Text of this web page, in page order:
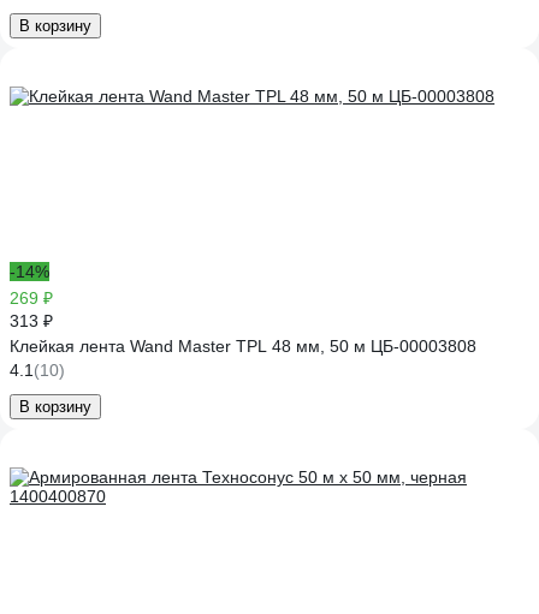
В корзину
-14%
269 ₽
313 ₽
Клейкая лента Wand Master TPL 48 мм, 50 м ЦБ-00003808
4.1 (10)
В корзину